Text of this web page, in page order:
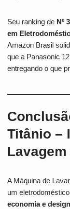
Seu ranking de Nº
em
Amazon Brasil
que a Panasonic
entregando o que
Titânio –
A Máquina de
um
economia e